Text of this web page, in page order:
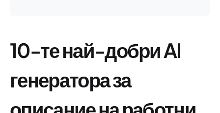
10-те най-добри AI
генератора за